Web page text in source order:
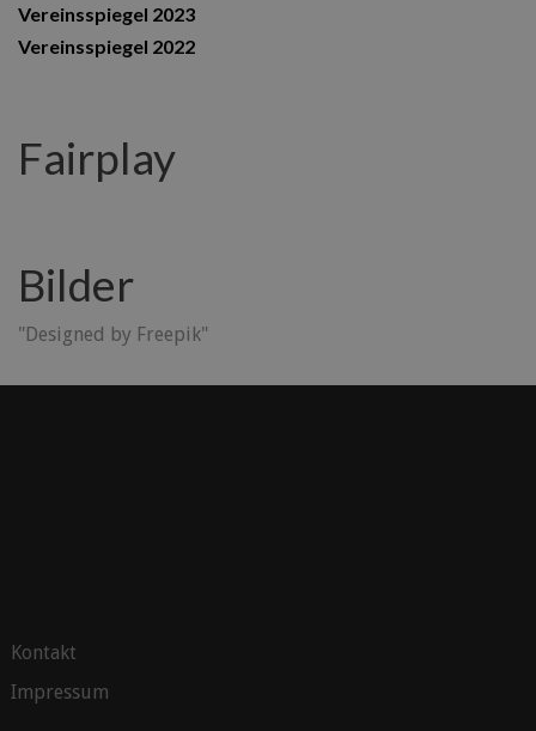
Vereinsspiegel 2023
Vereinsspiegel 2022
Fairplay
Bilder
"Designed by Freepik"
Kontakt
Impressum